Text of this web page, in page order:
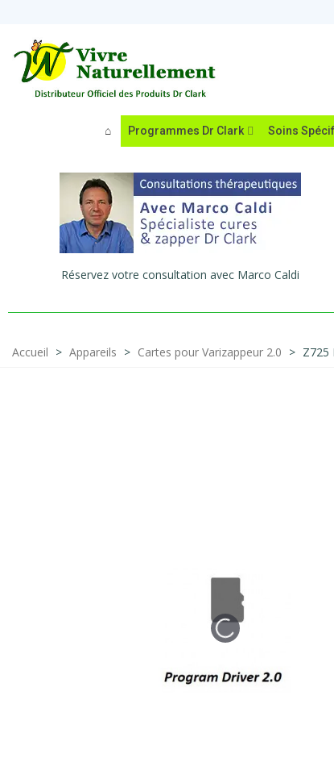
Programmes Dr Clark Soins
Réservez votre consultation avec Marco Caldi
Accueil > Appareils > Cartes pour Varizappeur 2.0 > Z725